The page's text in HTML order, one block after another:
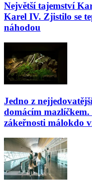
Největší tajemství
Karel IV. Zjistilo se
náhodou
Jedno z
domácím
zákeřnosti málokdo